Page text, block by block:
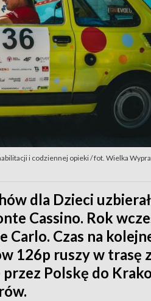
i codziennej opieki / fot. Wielka
dla Dzieci
Cassino. Rok
Carlo. Czas na
126p ruszy w trasę z
Polskę do